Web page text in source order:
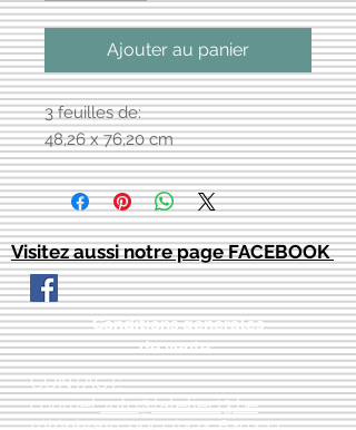
Ajouter au panier
3 feuilles de:
48,26 x 76,20 cm
Visitez aussi notre page FACEBOOK
Conditions générales
de vente::
CONTACT:
courriel:info@latelier13.be